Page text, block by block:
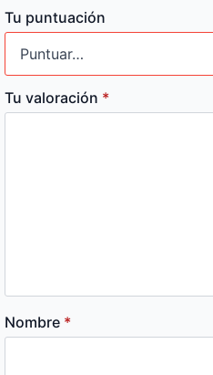
Tu puntuación
Tu valoración *
Nombre *